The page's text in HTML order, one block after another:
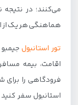
می‌کنند؛ در
هماهنگی هر یک از
تور استانبول
اقامت، بیمه
فرودگاهی را برای
استانبول سفر